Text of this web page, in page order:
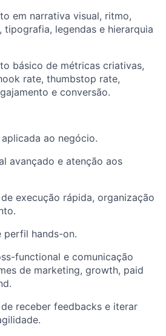
em narrativa visual, ritmo,
tipografia, legendas e hierarquia
básico de métricas criativas,
rate, thumbstop rate,
e conversão.
ao negócio.
avançado e atenção aos
execução rápida, organização
perfil hands-on.
functional e comunicação
de marketing, growth, paid
receber feedbacks e iterar